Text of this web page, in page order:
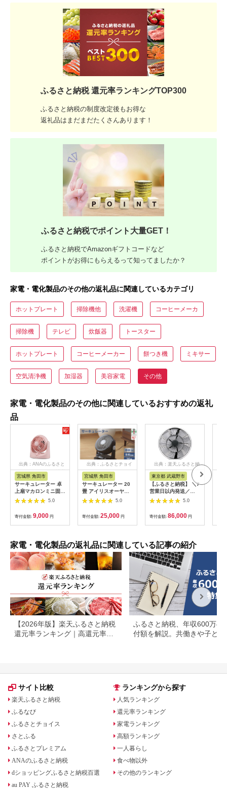
ふるさと納税 還元率ランキングTOP300
ふるさと納税の制度改定後もお得な
返礼品はまだまだたくさんあります！
ふるさと納税でポイント大量GET！
ふるさと納税でAmazonギフトコードなど
ポイントがお得にもらえるって知ってましたか？
家電・電化製品のその他の返礼品に関連しているカテゴリ
ホットプレート 掃除機他 洗濯機 コーヒーメーカ
掃除機 テレビ 炊飯器 トースター
ホットプレート コーヒーメーカー 餅つき機 ミキサー
空気清浄機 加湿器 美容家電 その他
家電・電化製品のその他に関連しているおすすめの返礼
品
出典：ANAのふるさと
納税
宮城県 角田市
サーキュレーター 卓
上扇マカロンミニ固定
式 TAF-MKM10N-P ピ
5.0
寄付金額: 9,000 円
出典：ふるさとチョイ
ス
宮城県 角田市
サーキュレーター 20
畳 アイリスオーヤマ
首振り 扇風機 部屋干
し 新生活 扇風機 卓上
卓上扇風機 冷房 暖房
節電 省エネ 空気循環
涼しい循環 コンパク
PCF-HM23-B
5.0
寄付金額: 25,000 円
出典：楽天ふるさと納
東京都 武蔵野市
【ふるさと納税】 ＼7
営業日以内発送／
GreenFan Cirq ホワ
イト×ブラック EGF-
3400-WK/JP バルミ
ューダ サーキュレー
ター グリーンファン
換気 家電 大風量 節電
生活家電 東京都 武蔵
野市 送料無料
5.0
寄付金額: 86,000 円
家電・電化製品の返礼品に関連している記事の紹介
【2026年版】楽天ふるさと納税
還元率ランキング｜高還元率返
ふるさと納税、年収600万の
付額を解説。共働きや子ども
サイト比較
楽天ふるさと納税
ふるなび
ふるさとチョイス
さとふる
ふるさとプレミアム
ANAのふるさと納税
dショッピングふるさと納税百選
au PAY ふるさと納税
ランキングから探す
人気ランキング
還元率ランキング
家電ランキング
高額ランキング
一人暮らし
食べ物以外
その他のランキング